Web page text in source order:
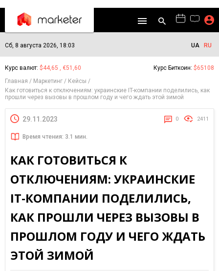
Сб, 8 августа 2026, 18:03 UA RU
Курс валют: $44,65 , €51,60 Курс Биткоин: $65108
Главная
Маркетинг
Кейсы
Как готовиться к отключениям: украинские IT-компании поделились, как
прошли через вызовы в прошлом году и чего ждать этой зимой
29.11.2023 0 2411
Время чтения: 3.1 мин.
КАК ГОТОВИТЬСЯ К
ОТКЛЮЧЕНИЯМ: УКРАИНСКИЕ
IT-КОМПАНИИ ПОДЕЛИЛИСЬ,
КАК ПРОШЛИ ЧЕРЕЗ ВЫЗОВЫ В
ПРОШЛОМ ГОДУ И ЧЕГО ЖДАТЬ
ЭТОЙ ЗИМОЙ